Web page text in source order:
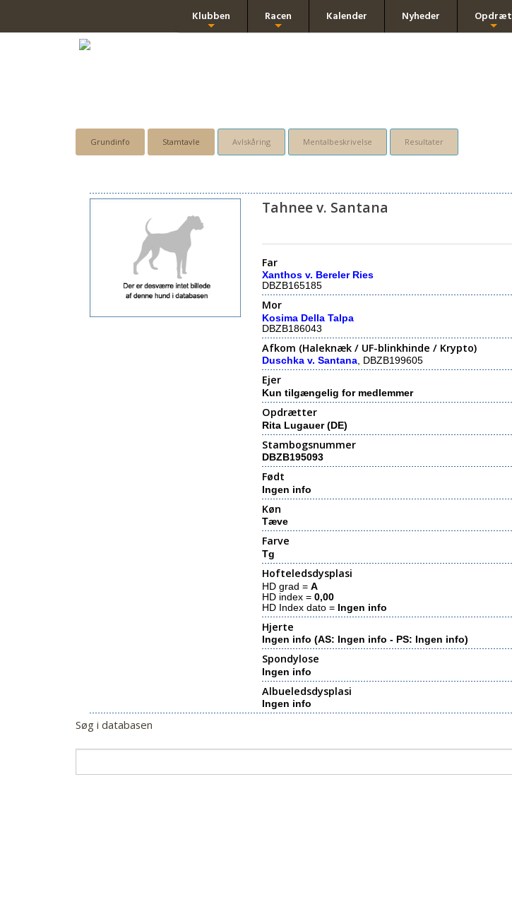
Klubben Racen Kalender Nyheder Opdræt
Grundinfo Stamtavle Avlskåring Mentalbeskrivelse Resultater
Tahnee v. Santana
Far
Xanthos v. Bereler Ries
DBZB165185
Mor
Kosima Della Talpa
DBZB186043
Afkom (Haleknæk / UF-blinkhinde / Krypto)
Duschka v. Santana, DBZB199605
Ejer
Kun tilgængelig for medlemmer
Opdrætter
Rita Lugauer (DE)
Stambogsnummer
DBZB195093
Født
Ingen info
Køn
Tæve
Farve
Tg
Hofteledsdysplasi
HD grad =A
HD index =0,00
HD Index dato = Ingen info
Hjerte
Ingen info (AS: Ingen info - PS: Ingen info)
Spondylose
Ingen info
Albueledsdysplasi
Ingen info
Søg i databasen